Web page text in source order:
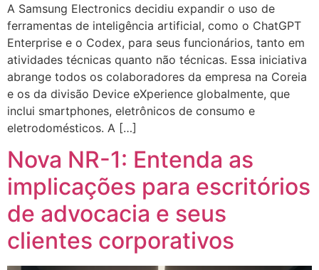
A Samsung Electronics decidiu expandir o uso de
ferramentas de inteligência artificial, como o ChatGPT
Enterprise e o Codex, para seus funcionários, tanto em
atividades técnicas quanto não técnicas. Essa iniciativa
abrange todos os colaboradores da empresa na Coreia
e os da divisão Device eXperience globalmente, que
inclui smartphones, eletrônicos de consumo e
eletrodomésticos. A […]
Nova NR-1: Entenda as
implicações para escritórios
de advocacia e seus
clientes corporativos